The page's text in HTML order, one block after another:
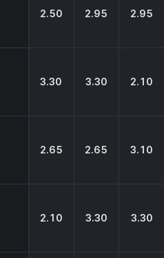
2.50 2.95 2.95
3.30 3.30 2.10
2.65 2.65 3.10
2.10 3.30 3.30